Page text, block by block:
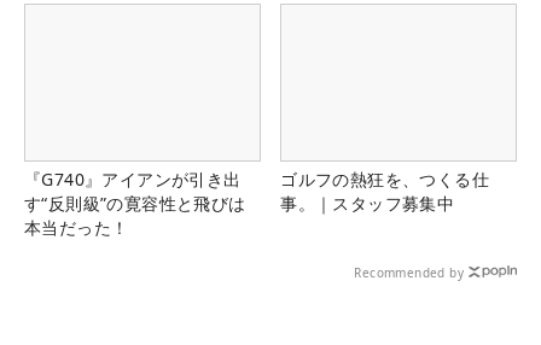
『G740』アイアンが引き出
す“反則級”の寛容性と飛びは
本当だった！
ゴルフの熱狂を、つくる仕
事。｜スタッフ募集中
Recommended by